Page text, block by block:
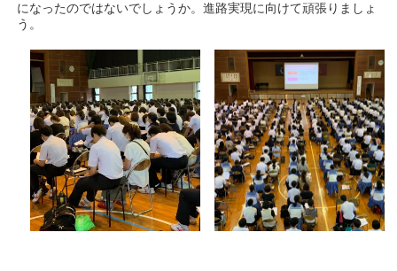
になったのではないでしょうか。進路実現に向けて頑張りましょ
う。